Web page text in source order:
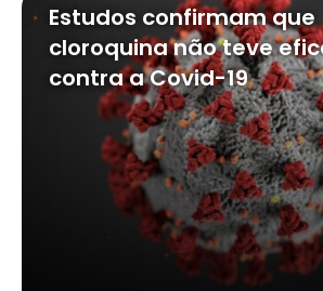
Estudos confirmam que
cloroquina não teve
contra a Covid-19